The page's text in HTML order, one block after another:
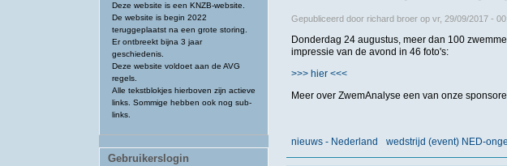
Deze website is een KNZB-website.
De website is begin 2022
teruggeplaatst na een grote storing.
Er ontbreekt bijna 3 jaar
geschiedenis.
Deze website voldoet aan de AVG
regels.
Alle tekstblokjes hierboven zijn actieve
links. Sommige hebben ook nog sub-
links.
Gebruikerslogin
Gepubliceerd door richard broerop vr, 29/09/2017 -
Donderdag 24 augustus, meer dan 100
impressie van de avond in 46 foto's:
>>> hier <<<
Meer over ZwemAnalyse een van onze
nieuws - Nederland wedstrijd (event) NED-